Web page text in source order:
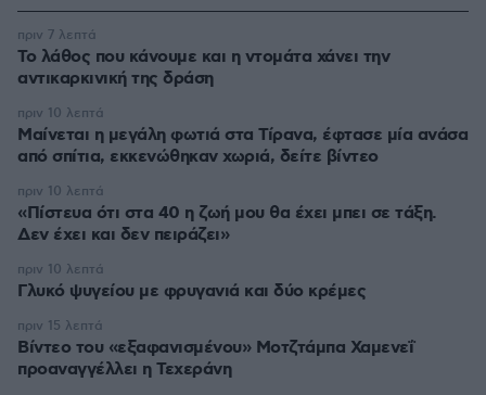
Το λάθος που κάνουμε και η ντομάτα χάνει την
αντικαρκινική της δράση
πριν 7 λεπτά
Μαίνεται η μεγάλη φωτιά στα Τίρανα, έφτασε μία ανάσα
από σπίτια, εκκενώθηκαν χωριά, δείτε βίντεο
πριν 10 λεπτά
«Πίστευα ότι στα 40 η ζωή μου θα έχει μπει σε τάξη.
Δεν έχει και δεν πειράζει»
πριν 10 λεπτά
Γλυκό ψυγείου με φρυγανιά και δύο κρέμες
πριν 10 λεπτά
Βίντεο του «εξαφανισμένου» Μοτζτάμπα Χαμενεΐ
προαναγγέλλει η Τεχεράνη
πριν 15 λεπτά